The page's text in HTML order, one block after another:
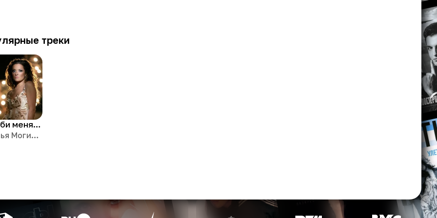
треки
Полюби меня такой
Наталья Могилевская